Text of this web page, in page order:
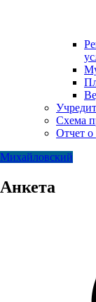
Схема
Отчет о
Михайловский
Анкета